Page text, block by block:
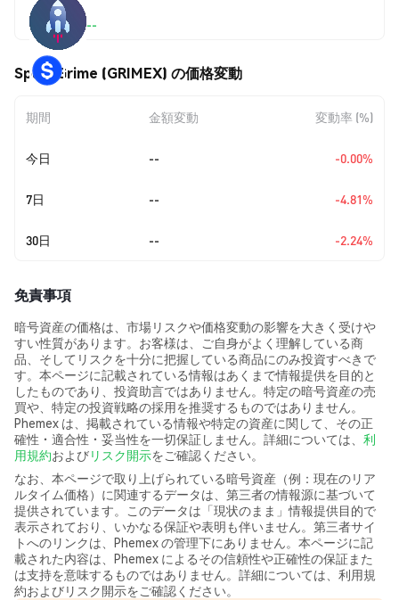
--
SpaceGrime (GRIMEX) の価格変動
期間 金額変動 変動率 (%)
今日 -- -0.00%
7日 -- -4.81%
30日 -- -2.24%
免責事項
暗号資産の価格は、市場リスクや価格変動の影響を大きく受けや
すい性質があります。お客様は、ご自身がよく理解している商
品、そしてリスクを十分に把握している商品にのみ投資すべきで
す。本ページに記載されている情報はあくまで情報提供を目的と
したものであり、投資助言ではありません。特定の暗号資産の売
買や、特定の投資戦略の採用を推奨するものではありません。
Phemex は、掲載されている情報や特定の資産に関して、その正
確性・適合性・妥当性を一切保証しません。詳細については、 利
用規約およびリスク開示をご確認ください。
なお、本ページで取り上げられている暗号資産（例：現在のリア
ルタイム価格）に関連するデータは、第三者の情報源に基づいて
提供されています。このデータは「現状のまま」情報提供目的で
表示されており、いかなる保証や表明も伴いません。第三者サイ
トへのリンクは、Phemex の管理下にありません。本ページに記
載された内容は、Phemex によるその信頼性や正確性の保証また
は支持を意味するものではありません。詳細については、利用規
約およびリスク開示をご確認ください。